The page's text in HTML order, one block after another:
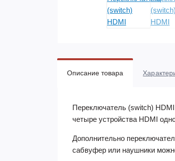
Описание товара
Переключатель (switch)
четыре устройства HDMI
Дополнительно
сабвуфер или наушники